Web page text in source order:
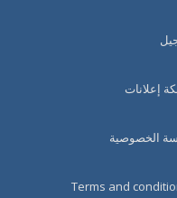
إعلانات
الخصوصية